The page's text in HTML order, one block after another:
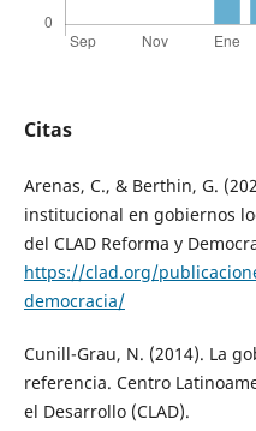
Citas
Arenas, C., & Berthin, G.
institucional en gobiernos
del CLAD Reforma y
https://clad.org/
democracia/
Cunill-Grau, N. (2014). La
referencia. Centro
el Desarrollo (CLAD).